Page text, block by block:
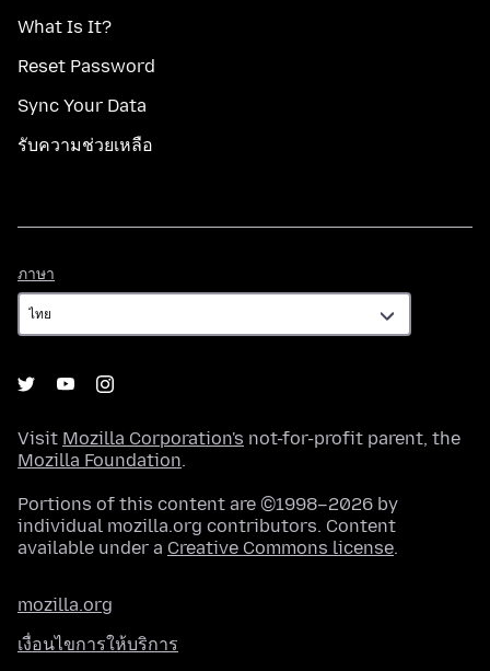
What Is It?
Reset Password
Sync Your Data
รับความช่วยเหลือ
ภาษา
Visit Mozilla Corporation's not-for-profit parent, the
Mozilla Foundation.
Portions of this content are ©1998–2026 by
individual mozilla.org contributors. Content
available under a Creative Commons license.
mozilla.org
เงื่อนไขการให้บริการ